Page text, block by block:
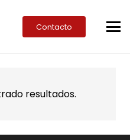
Contacto
resultados.